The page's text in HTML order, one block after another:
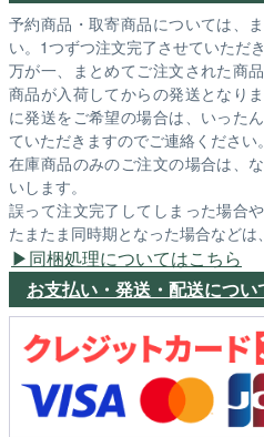
予約商品・取寄商品については、
い。1つずつ注文完了させていただ
万が一、まとめてご注文された商
商品が入荷してからの発送となり
に発送をご希望の場合は、いった
ていただきますのでご連絡ください。
在庫商品のみのご注文の場合は、
いします。
誤って注文完了してしまった場合
たまたま同時期となった場合などは
同梱処理についてはこちら
お支払い・発送・配送につい